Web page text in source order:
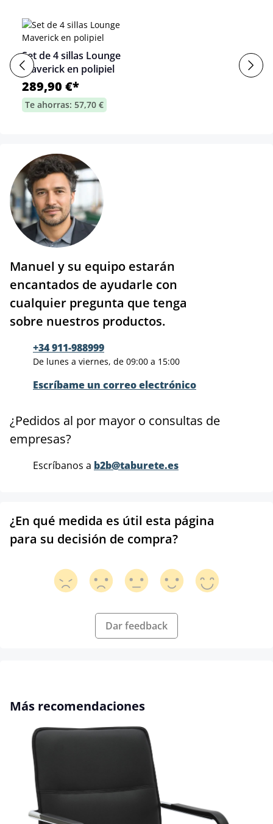
Set de 4 sillas Lounge
Maverick en polipiel
289,90 €*
Te ahorras: 57,70 €
Manuel y su equipo estarán
encantados de ayudarle con
cualquier pregunta que tenga
sobre nuestros productos.
+34 911-988999
De lunes a viernes, de 09:00 a 15:00
Escríbame un correo electrónico
¿Pedidos al por mayor o consultas de
empresas?
Escríbanos a b2b@taburete.es
¿En qué medida es útil esta página
para su decisión de compra?
Dar feedback
Omitir la galería de productos
Más recomendaciones